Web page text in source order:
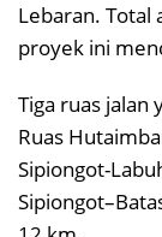
Lebaran. Total
proyek ini
Tiga ruas jalan
Ruas
Sipiongot-